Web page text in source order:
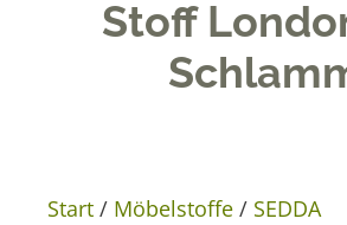
Stoff
Start / Möbelstoffe / SEDDA